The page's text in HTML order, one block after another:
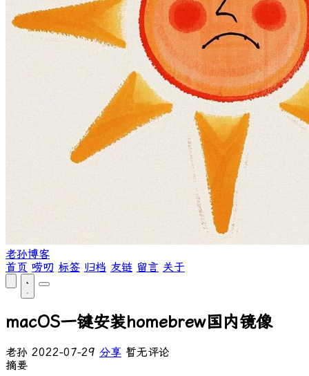
老孙博客
首页 唠叨 标签 归档 友链 留言 关于
macOS一键安装homebrew国内镜像
老孙 2022-07-29 分享 暂无评论
摘要